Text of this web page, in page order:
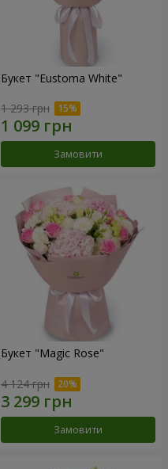
Букет "Eustoma White"
1 293 грн
Замовити
Букет "Magic Rose"
4 124 грн
Замовити